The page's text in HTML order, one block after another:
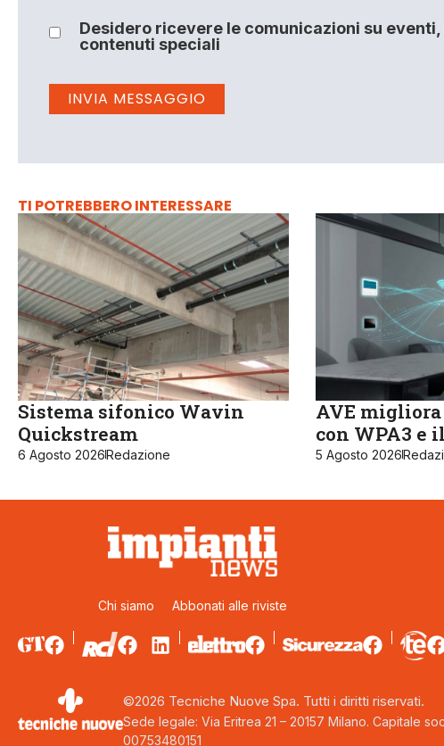
Desidero ricevere le comunicazioni su
contenuti speciali
TI POTREBBERO INTERESSARE
Sistema sifonico Wavin
Quickstream
6 Agosto 2026Redazione
AVE
con WPA3 e
5 Agosto 2026
Chi siamo Abbonati alle riviste
©2026 Tecniche Nuove Spa. Tutti i diritti riservati.
Sede legale: Via Eritrea 21 – 20157 Milano. Capitale
00753480151